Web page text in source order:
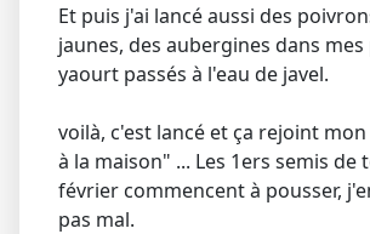
Et puis j'ai lancé aussi des
jaunes, des aubergines dans
yaourt passés à l'eau de javel.
voilà, c'est lancé et ça rejoint
à la maison" ... Les 1ers semis de
février commencent à pousser,
pas mal.